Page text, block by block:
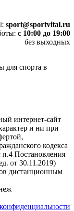
sport@sportvital.ru
с 10:00 до 19:00
без выходных
для спорта в
интернет-сайт
и ни при
кодекса
п.4 Постановления
от 30.11.2019)
дистанционным